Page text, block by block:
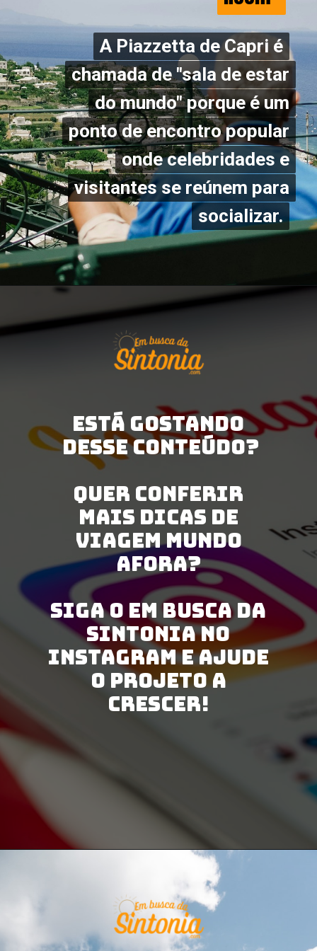
A Piazzetta de Capri é
chamada de "sala de estar
do mundo" porque é um
ponto de encontro popular
onde celebridades e
visitantes se reúnem para
socializar.
A Piazzetta de Capri é
chamada de "sala de estar
do mundo" porque é um
ponto de encontro popular
onde celebridades e
visitantes se reúnem para
socializar.
ESTÁ GOSTANDO
desse conteúdo?
Quer conferir
mais dicas de
viagem mundo
afora?
Siga o Em Busca da
Sintonia no
Instagram e ajude
o projeto a
crescer!
https://www.instagram.com/embuscadasintonia/